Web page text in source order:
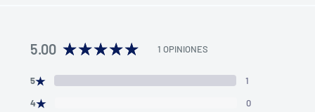
5.00 1 OPINIONES
5★
1
4★
0